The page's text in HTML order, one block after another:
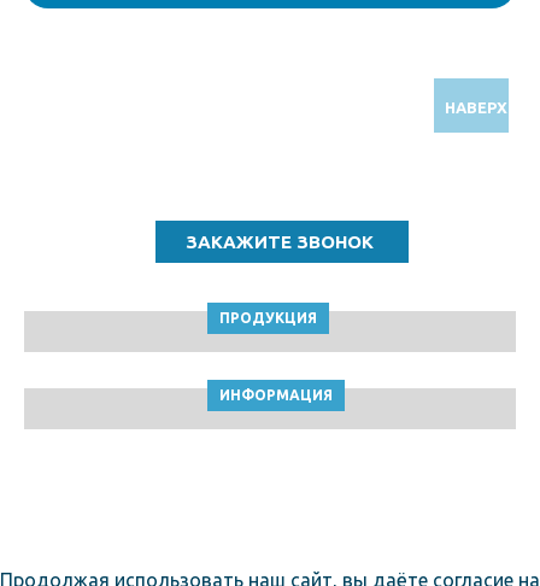
НАВЕРХ
ПРОДУКЦИЯ
ИНФОРМАЦИЯ
Продолжая использовать наш сайт, вы даёте согласие на